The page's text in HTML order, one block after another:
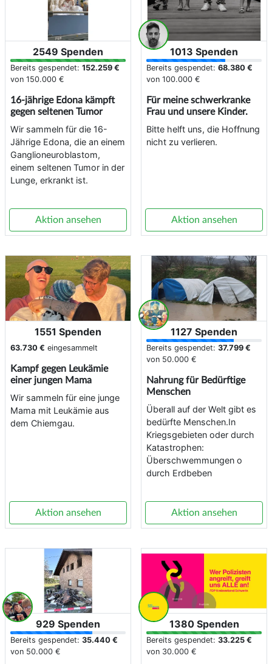
2549 Spenden
Bereits gespendet: 152.259 €
von 150.000 €
16-jährige Edona kämpft
gegen seltenen Tumor
Wir sammeln für die 16-
Jährige Edona, die an einem
Ganglioneuroblastom,
einem seltenen Tumor in der
Lunge, erkrankt ist.
Aktion ansehen
1013 Spenden
Bereits gespendet: 68.380 €
von 100.000 €
Für meine schwerkranke
Frau und unsere Kinder.
Bitte helft uns, die Hoffnung
nicht zu verlieren.
Aktion ansehen
1551 Spenden
63.730 € eingesammelt
Kampf gegen Leukämie
einer jungen Mama
Wir sammeln für eine junge
Mama mit Leukämie aus
dem Chiemgau.
Aktion ansehen
1127 Spenden
Bereits gespendet: 37.799 €
von 50.000 €
Nahrung für Bedürftige
Menschen
Überall auf der Welt gibt es
bedürfte Menschen.In
Kriegsgebieten oder durch
Katastrophen:
Überschwemmungen o
durch Erdbeben
Aktion ansehen
929 Spenden
Bereits gespendet: 35.440 €
von 50.000 €
1380 Spenden
Bereits gespendet: 33.225 €
von 30.000 €